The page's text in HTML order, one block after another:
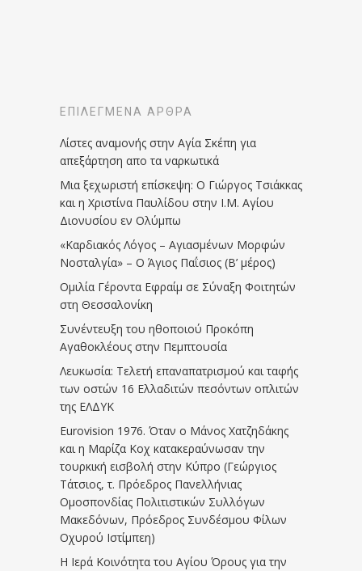
ΕΠΙΛΕΓΜΈΝΑ ΆΡΘΡΑ
Λίστες αναμονής στην Αγία Σκέπη για
απεξάρτηση απο τα ναρκωτικά
Μια ξεχωριστή επίσκεψη: Ο Γιώργος Τσιάκκας
και η Χριστίνα Παυλίδου στην Ι.Μ. Αγίου
Διονυσίου εν Ολύμπω
«Καρδιακός Λόγος – Αγιασμένων Μορφών
Νοσταλγία» – Ο Άγιος Παΐσιος (Β’ μέρος)
Ομιλία Γέροντα Εφραίμ σε Σύναξη Φοιτητών
στη Θεσσαλονίκη
Συνέντευξη του ηθοποιού Προκόπη
Αγαθοκλέους στην Πεμπτουσία
Λευκωσία: Τελετή επαναπατρισμού και ταφής
των οστών 16 Ελλαδιτών πεσόντων οπλιτών
της ΕΛΔΥΚ
Eurovision 1976. Όταν ο Μάνος Χατζηδάκης
και η Μαρίζα Κοχ κατακεραύνωσαν την
τουρκική εισβολή στην Κύπρο (Γεώργιος
Τάτσιος, τ. Πρόεδρος Πανελλήνιας
Ομοσπονδίας Πολιτιστικών Συλλόγων
Μακεδόνων, Πρόεδρος Συνδέσμου Φίλων
Οχυρού Ιστίμπεη)
Η Ιερά Κοινότητα του Αγίου Όρους για την